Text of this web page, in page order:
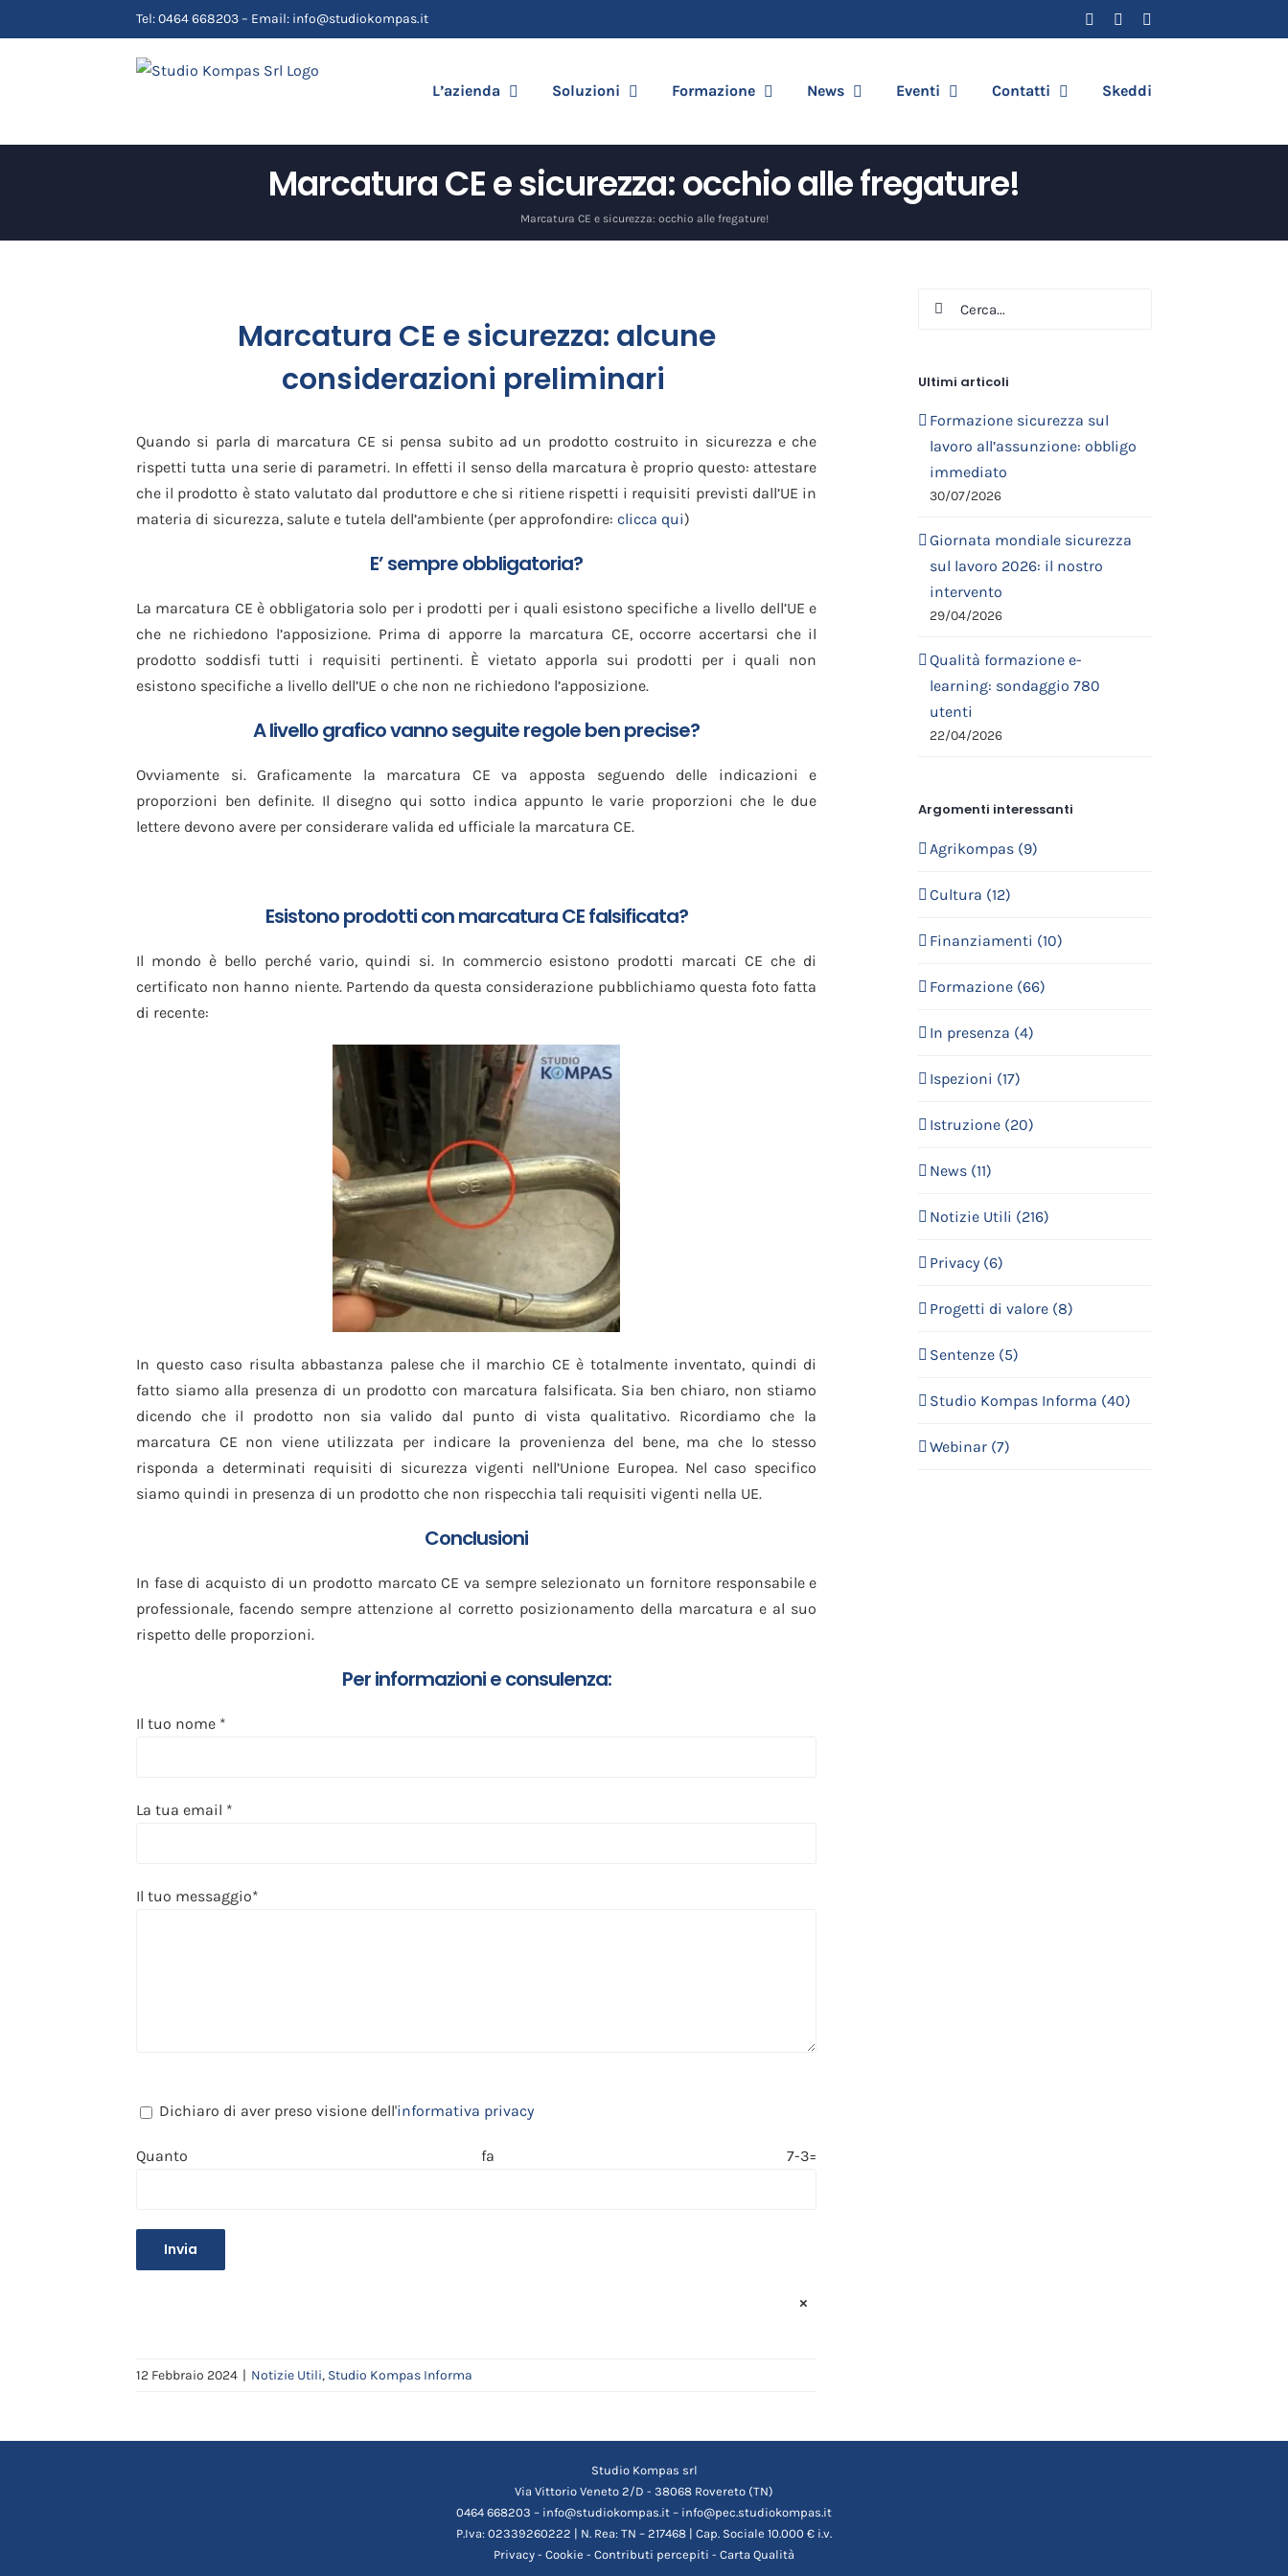
al
Tel: 0464 668203 – Email: info@studiokompas.it FacebookYouTube
L’azienda Soluzioni Formazione News Eventi Contatti Skeddi
Marcatura CE e sicurezza: occhio alle fregature!
Marcatura CE e sicurezza: occhio alle fregature!
Marcatura CE e sicurezza: alcune
considerazioni preliminari
Quando si parla di marcatura CE si pensa subito ad un prodotto costruito in sicurezza e che
rispetti tutta una serie di parametri. In effetti il senso della marcatura è proprio questo: attestare
che il prodotto è stato valutato dal produttore e che si ritiene rispetti i requisiti previsti dall’UE in
materia di sicurezza, salute e tutela dell’ambiente (per approfondire: clicca qui)
E’ sempre obbligatoria?
La marcatura CE è obbligatoria solo per i prodotti per i quali esistono specifiche a livello dell’UE e
che ne richiedono l’apposizione. Prima di apporre la marcatura CE, occorre accertarsi che il
prodotto soddisfi tutti i requisiti pertinenti. È vietato apporla sui prodotti per i quali non
esistono specifiche a livello dell’UE o che non ne richiedono l’apposizione.
A livello grafico vanno seguite regole ben precise?
Ovviamente si. Graficamente la marcatura CE va apposta seguendo delle indicazioni e
proporzioni ben definite. Il disegno qui sotto indica appunto le varie proporzioni che le due
lettere devono avere per considerare valida ed ufficiale la marcatura CE.
Esistono prodotti con marcatura CE falsificata?
Il mondo è bello perché vario, quindi si. In commercio esistono prodotti marcati CE che di
certificato non hanno niente. Partendo da questa considerazione pubblichiamo questa foto fatta
di recente:
In questo caso risulta abbastanza palese che il marchio CE è totalmente inventato, quindi di
fatto siamo alla presenza di un prodotto con marcatura falsificata. Sia ben chiaro, non stiamo
dicendo che il prodotto non sia valido dal punto di vista qualitativo. Ricordiamo che la
marcatura CE non viene utilizzata per indicare la provenienza del bene, ma che lo stesso
risponda a determinati requisiti di sicurezza vigenti nell’Unione Europea. Nel caso specifico
siamo quindi in presenza di un prodotto che non rispecchia tali requisiti vigenti nella UE.
Conclusioni
In fase di acquisto di un prodotto marcato CE va sempre selezionato un fornitore responsabile e
professionale, facendo sempre attenzione al corretto posizionamento della marcatura e al suo
rispetto delle proporzioni.
Per informazioni e consulenza:
Il tuo nome *
La tua email *
Il tuo messaggio*
Dichiaro di aver preso visione dell'informativa privacy
Quanto fa 7-3=
×
12 Febbraio 2024 | Notizie Utili, Studio Kompas Informa
Cerca
Ultimi articoli
Formazione sicurezza sul
lavoro all’assunzione: obbligo
immediato
30/07/2026
Giornata mondiale sicurezza
sul lavoro 2026: il nostro
intervento
29/04/2026
Qualità formazione e-
learning: sondaggio 780
utenti
22/04/2026
Argomenti interessanti
Agrikompas (9)
Cultura (12)
Finanziamenti (10)
Formazione (66)
In presenza (4)
Ispezioni (17)
Istruzione (20)
News (11)
Notizie Utili (216)
Privacy (6)
Progetti di valore (8)
Sentenze (5)
Studio Kompas Informa (40)
Webinar (7)
Studio Kompas srl
Via Vittorio Veneto 2/D - 38068 Rovereto (TN)
0464 668203 – info@studiokompas.it – info@pec.studiokompas.it
P.Iva: 02339260222 | N. Rea: TN – 217468 | Cap. Sociale 10.000 € i.v.
Privacy - Cookie - Contributi percepiti - Carta Qualità